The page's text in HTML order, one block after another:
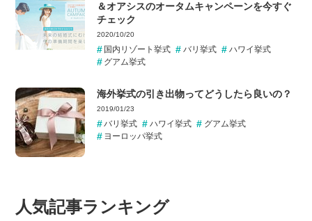
＆オアシスのオータムキャンペーンを今すぐ
チェック
2020/10/20
国内リゾート挙式 バリ挙式
ハワイ挙式
グアム挙式
海外挙式の引き出物ってどうしたら良いの？
2019/01/23
バリ挙式 ハワイ挙式
グアム挙式
ヨーロッパ挙式
人気記事ランキング